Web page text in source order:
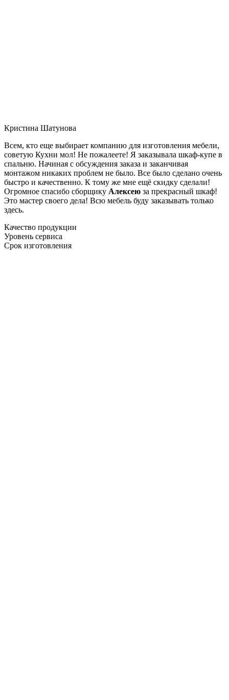
Кристина Шатунова
Всем, кто еще выбирает компанию для изготовления мебели,
советую Кухни мол! Не пожалеете! Я заказывала шкаф-купе в
спальню. Начиная с обсуждения заказа и заканчивая
монтажом никаких проблем не было. Все было сделано очень
быстро и качественно. К тому же мне ещё скидку сделали!
Огромное спасибо сборщику Алексею за прекрасный шкаф!
Это мастер своего дела! Всю мебель буду заказывать только
здесь.
Качество продукции
Уровень сервиса
Срок изготовления